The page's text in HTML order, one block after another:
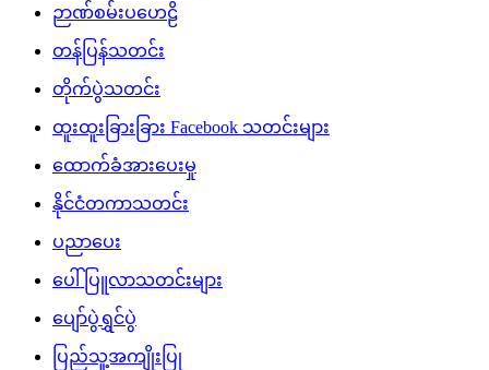
ဉာဏ်စမ်းပဟေဠိ
တန်ပြန်သတင်း
တိုက်ပွဲသတင်း
ထူးထူးခြားခြား Facebook သတင်းများ
ထောက်ခံအားပေးမှု
နိုင်ငံတကာသတင်း
ပညာပေး
ပေါ်ပြူလာသတင်းများ
ပျော်ပွဲရွှင်ပွဲ
ပြည်သူ့အကျိုးပြု